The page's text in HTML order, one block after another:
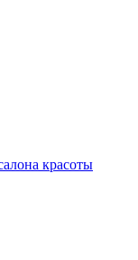
красоты